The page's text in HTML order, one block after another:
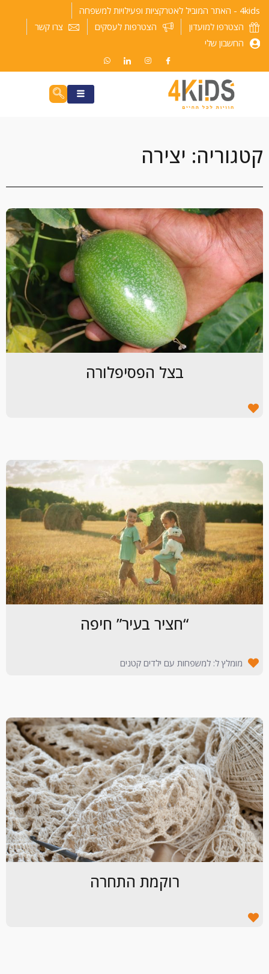
דילוג
לתוכן
4kids - האתר המוביל לאטרקציות ופעילויות למשפחה
הצטרפו למועדון
הצטרפות לעסקים
צרו קשר
החשבון שלי
קטגוריה: יצירה
בצל הפסיפלורה
“חציר בעיר” חיפה
מומלץ ל: למשפחות עם ילדים קטנים
רוקמת התחרה